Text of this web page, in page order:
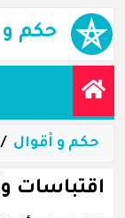
حكم و
حكم و أقوال
اقتباسات